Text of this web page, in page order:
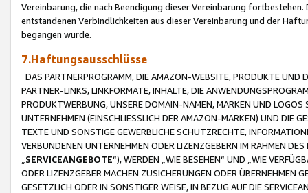
Vereinbarung, die nach Beendigung dieser Vereinbarung
entstandenen Verbindlichkeiten aus dieser Vereinbarung und der
begangen wurde.
7.Haftungsausschlüsse
DAS PARTNERPROGRAMM, DIE AMAZON-WEBSITE, PRODUKTE UND
PARTNER-LINKS, LINKFORMATE, INHALTE, DIE
PRODUKTWERBUNG, UNSERE DOMAIN-NAMEN, MARKEN UND
UNTERNEHMEN (EINSCHLIESSLICH DER AMAZON-MARKEN) UND DIE
TEXTE UND SONSTIGE GEWERBLICHE SCHUTZRECHTE,
VERBUNDENEN UNTERNEHMEN ODER LIZENZGEBERN IM RAHMEN
SERVICEANGEBOTE“), WERDEN „WIE BESEHEN“ UND „WIE
ODER LIZENZGEBER MACHEN ZUSICHERUNGEN ODER ÜBERNEHMEN
GESETZLICH ODER IN SONSTIGER WEISE, IN BEZUG AUF DIE